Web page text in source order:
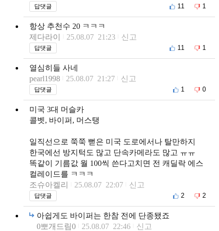
답댓글 11 1
항상 추천수 20 ㅋㅋㅋ
제다라이
25.08.07 21:23 신고
답댓글 11 1
열심히들 사네
pearl1998
25.08.07 21:27 신고
답댓글 1 0
미국 3대 머슬카
콜벳, 바이퍼, 머스탱
일직선으로 쭉쭉 뻗은 미국 도로에서나 탈만하지
한국에선 방지턱도 많고 단속카메라도 많고 ㅠㅠ
똑같이 기름값 월 100씩 쓴다고치면 전 캐딜락 에스
컬레이드를 ㅋㅋㅋ
조슈아켈리
25.08.07 22:07 신고
답댓글 2 2
아쉽게도 바이퍼는 한참 전에 단종됐죠
0뽀개드림0
25.08.07 22:46 신고